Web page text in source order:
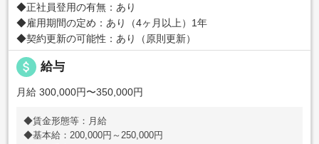
◆正社員登用の有無：あり
◆雇用期間の定め：あり（4ヶ月以上）1年
◆契約更新の可能性：あり（原則更新）
attach_money 給与
月給 300,000円〜350,000円
◆賃金形態等：月給
◆基本給：200,000円～250,000円